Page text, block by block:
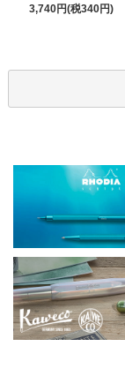
3,740円(税340円)